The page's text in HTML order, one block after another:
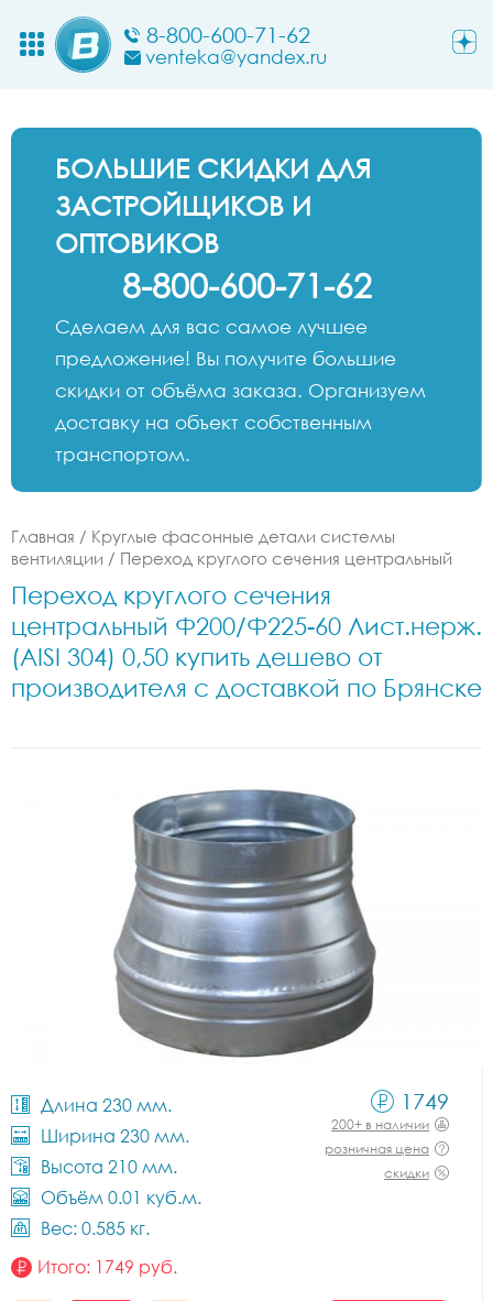
8-800-600-71-62
venteka@yandex.ru
БОЛЬШИЕ СКИДКИ ДЛЯ
ЗАСТРОЙЩИКОВ И
ОПТОВИКОВ
8-800-600-71-62
Сделаем для вас самое лучшее
предложение! Вы получите большие
скидки от объёма заказа. Организуем
доставку на объект собственным
транспортом.
Главная / Круглые фасонные детали системы
вентиляции / Переход круглого сечения центральный
Переход круглого сечения
центральный Ф200/Ф225-60 Лист.нерж.
(AISI 304) 0,50 купить дешево от
производителя с доставкой по Брянске
Длина 230 мм.
Ширина 230 мм.
Высота 210 мм.
Объём 0.01 куб.м.
Вес: 0.585 кг.
1749
200+ в наличии
розничная цена
скидки
Итого: 1749 руб.